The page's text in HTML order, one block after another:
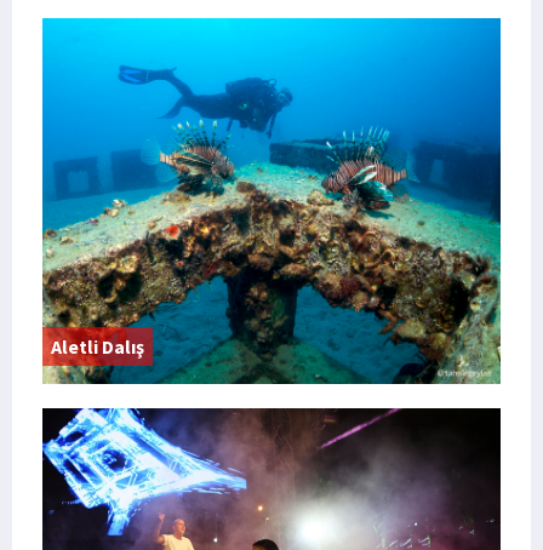
Aletli Dalış